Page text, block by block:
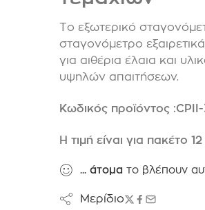
Το εξωτερικό
σταγονόμετρο
για αιθέρια έλαια και
υψηλών απαιτήσεων.
Κωδικός προϊόντος
Η τιμή είναι για πακέτο
... άτομα το βλέπουν
Μερίδιο